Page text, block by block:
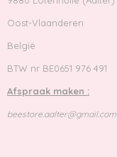
Oost-Vlaanderen
België
BTW nr BE0651 976 491
Afspraak maken :
beestore.aalter@gmail.com